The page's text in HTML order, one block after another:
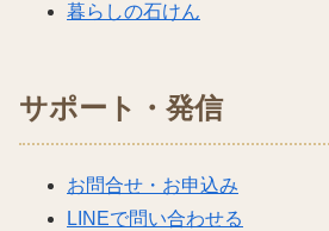
暮らしの石けん
サポート・発信
お問合せ・お申込み
LINEで問い合わせる